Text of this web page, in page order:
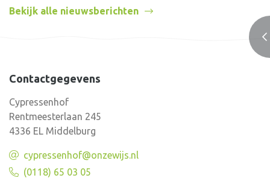
Bekijk alle nieuwsberichten
Contactgegevens
Cypressenhof
Rentmeesterlaan 245
4336 EL Middelburg
cypressenhof@onzewijs.nl
(0118) 65 03 05